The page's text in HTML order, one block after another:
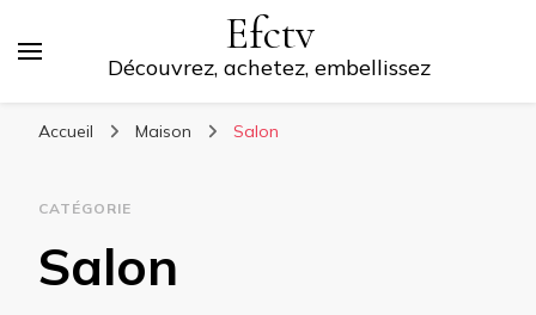
Efctv
Découvrez, achetez, embellissez
Accueil Maison Salon
CATÉGORIE
Salon